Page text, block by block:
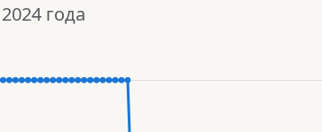
года